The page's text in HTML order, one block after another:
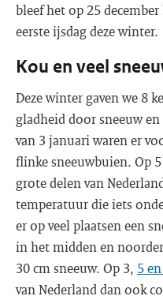
bleef het op 25
eerste ijsdag deze winter.
Kou en veel
Deze winter gaven we 8
gladheid door sneeuw
van 3 januari waren er
flinke sneeuwbuien. Op
grote delen van
temperatuur die iets
er op veel plaatsen een
in het midden en
30 cm sneeuw. Op 3, 5
van Nederland dan ook